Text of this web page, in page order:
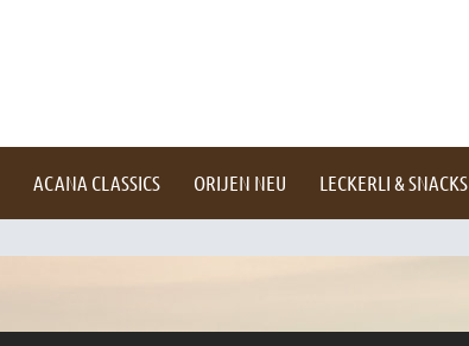
ACANA CLASSICS ORIJEN NEU LECKERLI & SNACKS